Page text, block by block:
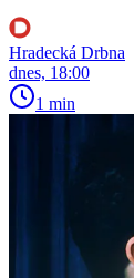
Hradecká Drbna
dnes, 18:00
1 min